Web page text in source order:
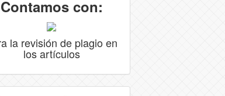
Contamos con:
la revisión de plagio en
los artículos